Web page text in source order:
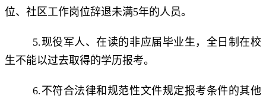
位、社区工作岗位辞退未满5年的人员。
5.现役军人、在读的非应届毕业生，全日制在校
生不能以过去取得的学历报考。
6.不符合法律和规范性文件规定报考条件的其他